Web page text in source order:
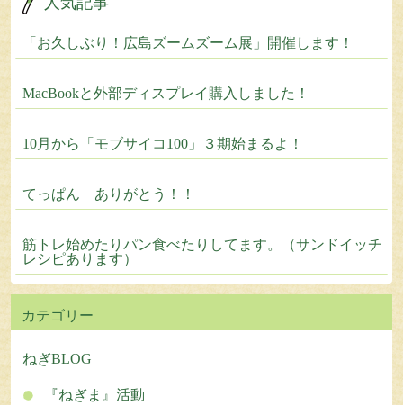
「お久しぶり！広島ズームズーム展」開催します！
MacBookと外部ディスプレイ購入しました！
10月から「モブサイコ100」３期始まるよ！
てっぱん ありがとう！！
筋トレ始めたりパン食べたりしてます。（サンドイッチ
レシピあります）
カテゴリー
ねぎBLOG
『ねぎま』活動